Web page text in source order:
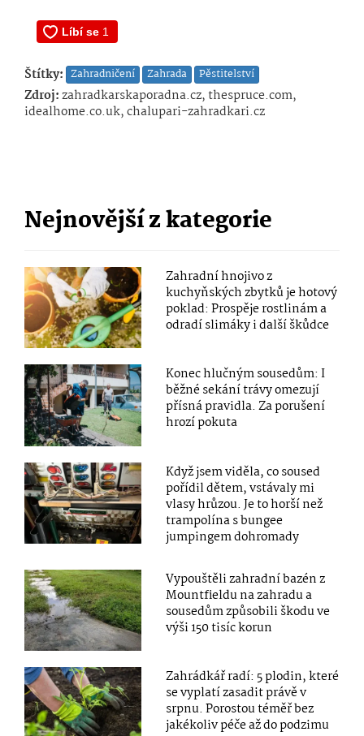
Štítky: Zahradničení Zahrada Pěstitelství
Zdroj:zahradkarskaporadna.cz, thespruce.com,
idealhome.co.uk, chalupari-zahradkari.cz
Nejnovější z kategorie
Zahradní hnojivo z
kuchyňských zbytků je hotový
poklad: Prospěje rostlinám a
odradí slimáky i další škůdce
Konec hlučným sousedům: I
běžné sekání trávy omezují
přísná pravidla. Za porušení
hrozí pokuta
Když jsem viděla, co soused
pořídil dětem, vstávaly mi
vlasy hrůzou. Je to horší než
trampolína s bungee
jumpingem dohromady
Vypouštěli zahradní bazén z
Mountfieldu na zahradu a
sousedům způsobili škodu ve
výši 150 tisíc korun
Zahrádkář radí: 5 plodin, které
se vyplatí zasadit právě v
srpnu. Porostou téměř bez
jakékoliv péče až do podzimu